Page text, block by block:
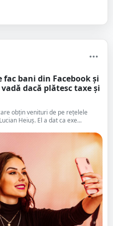
fac bani din Facebook și
dacă plătesc taxe și
obțin venituri de pe rețelele
Heiuș. El a dat ca exe...